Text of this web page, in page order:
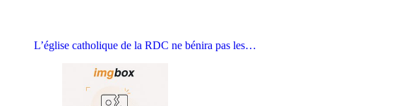
L’église catholique de la RDC ne bénira pas les…